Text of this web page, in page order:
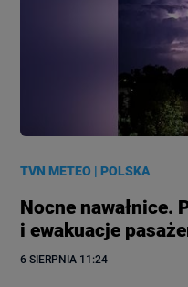
TVN METEO |POLSKA
Nocne nawałnice.
i ewakuacje
6 SIERPNIA 11:24